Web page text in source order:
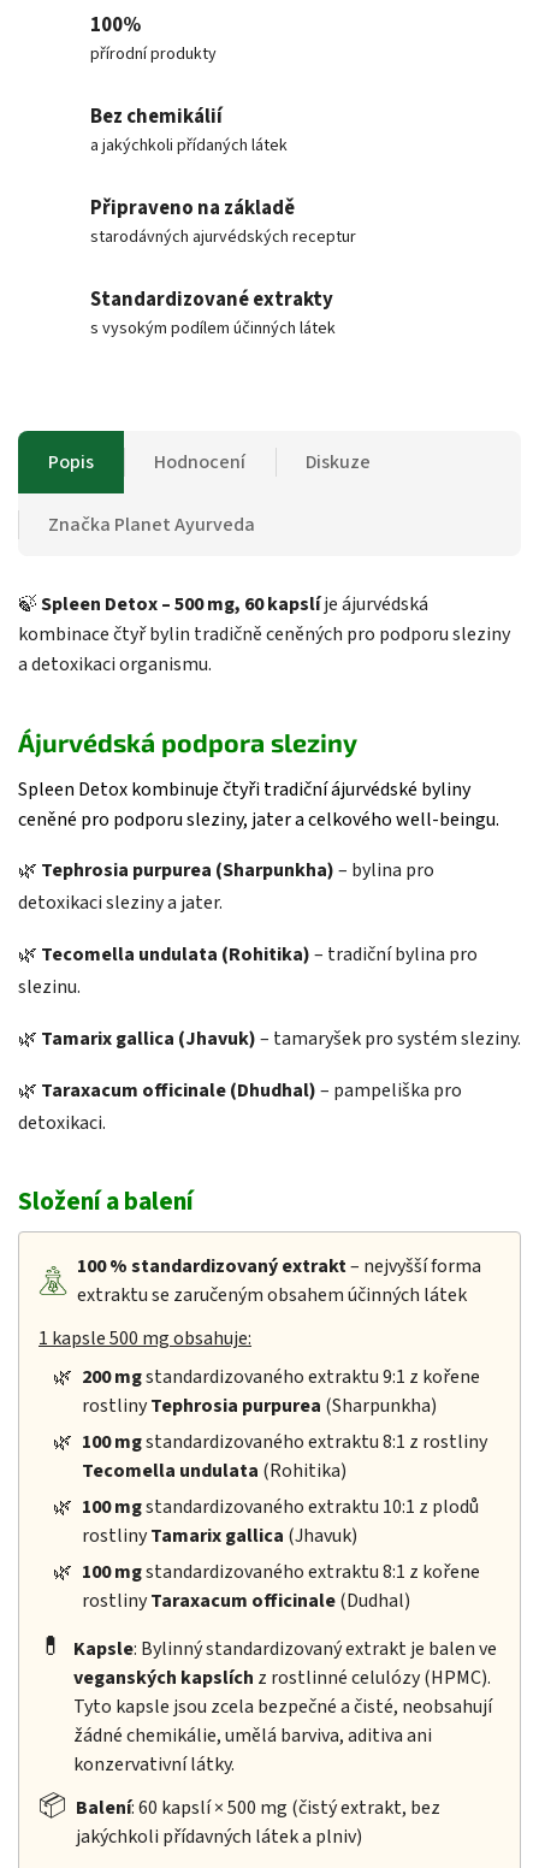
100%
přírodní produkty
Bez chemikálií
a jakýchkoli přídaných látek
Připraveno na základě
starodávných ajurvédských receptur
Standardizované extrakty
s vysokým podílem účinných látek
Popis Hodnocení Diskuze
Značka Planet Ayurveda
🍃Spleen Detox – 500 mg, 60 kapslíje ájurvédská
kombinace čtyř bylin tradičně ceněných pro podporu sleziny
a detoxikaci organismu.
Ájurvédská podpora sleziny
Spleen Detox kombinuje čtyři tradiční ájurvédské byliny
ceněné pro podporu sleziny, jater a celkového well-beingu.
🌿 Tephrosia purpurea (Sharpunkha)– bylina pro
detoxikaci sleziny a jater.
🌿 Tecomella undulata (Rohitika)– tradiční bylina pro
slezinu.
🌿 Tamarix gallica (Jhavuk)– tamaryšek pro systém sleziny.
🌿 Taraxacum officinale (Dhudhal)– pampeliška pro
detoxikaci.
Složení a balení
100 %standardizovaný extrakt– nejvyšší forma
extraktu se zaručeným obsahem účinných látek
1 kapsle 500 mg obsahuje:
🌿 200 mgstandardizovaného extraktu 9:1 z kořene
rostlinyTephrosia purpurea (Sharpunkha)
🌿 100 mgstandardizovaného extraktu 8:1 z rostliny
Tecomella undulata (Rohitika)
🌿 100 mgstandardizovaného extraktu 10:1 z plodů
rostlinyTamarix gallica (Jhavuk)
🌿 100 mgstandardizovaného extraktu 8:1 z kořene
rostlinyTaraxacum officinale(Dudhal)
💊 Kapsle: Bylinný standardizovaný extrakt je balen ve
veganských kapslích z rostlinné celulózy (HPMC).
Tyto kapsle jsou zcela bezpečné a čisté, neobsahují
žádné chemikálie, umělá barviva, aditiva ani
konzervativní látky.
📦 Balení: 60 kapslí × 500 mg (čistý extrakt, bez
jakýchkoli přídavných látek a plniv)